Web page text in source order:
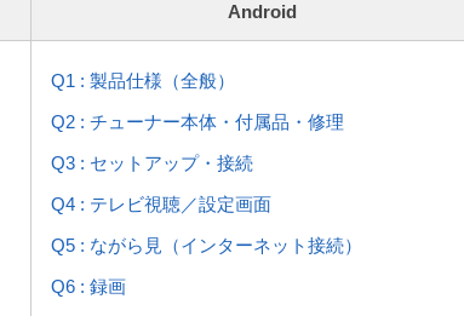
Android
Q1 : 製品仕様（全般）
Q2 : チューナー本体・付属品・修理
Q3 : セットアップ・接続
Q4 : テレビ視聴／設定画面
Q5 : ながら見（インターネット接続）
Q6 : 録画